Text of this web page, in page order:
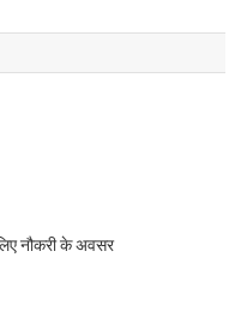
नौकरी के अवसर